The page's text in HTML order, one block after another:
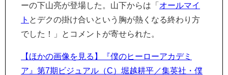
ーの下山亮が登場した。山下からは「 オールマイ
ト とデクの掛け合いという胸が熱くなる終わり方
でした！」とコメントが寄せられた。
【ほかの画像を見る】『僕のヒーローアカデミ
ア』第7期ビジュアル（C）堀越耕平／集英社・僕